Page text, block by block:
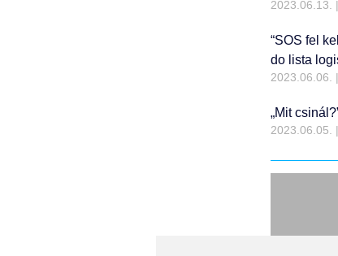
2023.06.13.
“SOS fel
do lista
2023.06.06.
„Mit
2023.06.05.